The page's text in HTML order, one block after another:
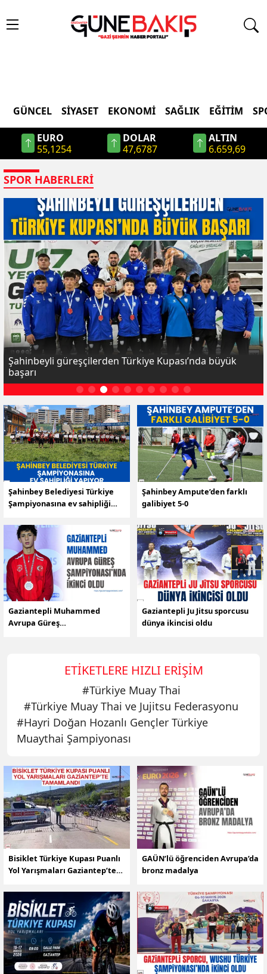
GÜNCEL SIYASET EKONOMI SAĞLIK EĞITIM
EURO
55,1254
DOLAR
47,6787
ALTIN
6.659,69
SPOR HABERLERI
Şahinbeyli güreşçilerden Türkiye Kupası’nda büyük
başarı
Şahinbey Belediyesi Türkiye
Şampiyonasına ev sahipliği
Şahinbey Ampute’den farklı
galibiyet 5-0
Gaziantepli Muhammed
Avrupa Güreş
Gaziantepli Ju Jitsu sporcusu
dünya ikincisi oldu
ETIKETLERE HIZLI ERIŞIM
#Türkiye Muay Thai
#Türkiye Muay Thai ve Jujitsu Federasyonu
#Hayri Doğan Hozanlı Gençler Türkiye
Muaythai Şampiyonası
Bisiklet Türkiye Kupası Puanlı
Yol Yarışmaları Gaziantep’te
GAÜN’lü öğrenciden Avrupa’da
bronz madalya